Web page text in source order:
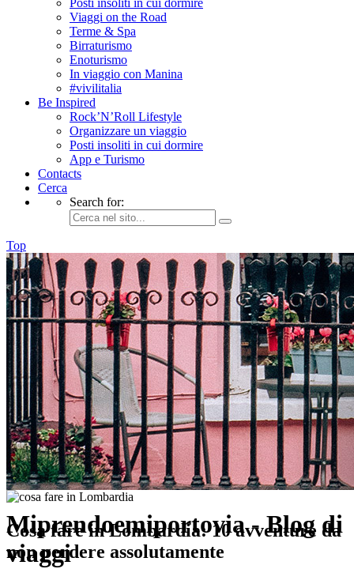
Posti insoliti in cui dormire
Viaggi on the Road
Terme & Spa
Birraturismo
Enoturismo
In viaggio con Manina
#vivilitalia
Be Inspired
Rock’N’Roll Lifestyle
Organizzare un viaggio
Posti insoliti in cui dormire
App e Turismo
Contacts
Cerca
Search for:
Top
Miprendoemiportovia - Blog di
viaggi
Cosa fare in Lombardia: 10 avventure da
non perdere assolutamente